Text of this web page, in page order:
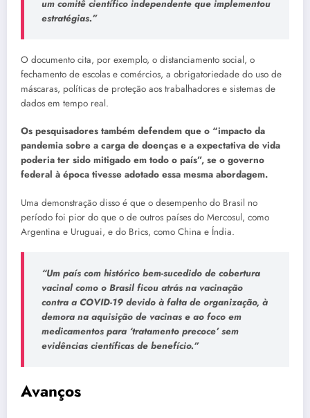
um comitê científico independente que implementou
estratégias.”
O documento cita, por exemplo, o distanciamento social, o
fechamento de escolas e comércios, a obrigatoriedade do uso de
máscaras, políticas de proteção aos trabalhadores e sistemas de
dados em tempo real.
Os pesquisadores também defendem que o “impacto da
pandemia sobre a carga de doenças e a expectativa de vida
poderia ter sido mitigado em todo o país”, se o governo
federal à época tivesse adotado essa mesma abordagem.
Uma demonstração disso é que o desempenho do Brasil no
período foi pior do que o de outros países do Mercosul, como
Argentina e Uruguai, e do Brics, como China e Índia.
“Um país com histórico bem-sucedido de cobertura
vacinal como o Brasil ficou atrás na vacinação
contra a COVID-19 devido à falta de organização, à
demora na aquisição de vacinas e ao foco em
medicamentos para ‘tratamento precoce’ sem
evidências científicas de benefício.”
Avanços